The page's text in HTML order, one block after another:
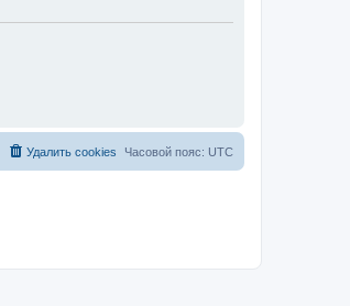
Часовой пояс: UTC
Удалить cookies